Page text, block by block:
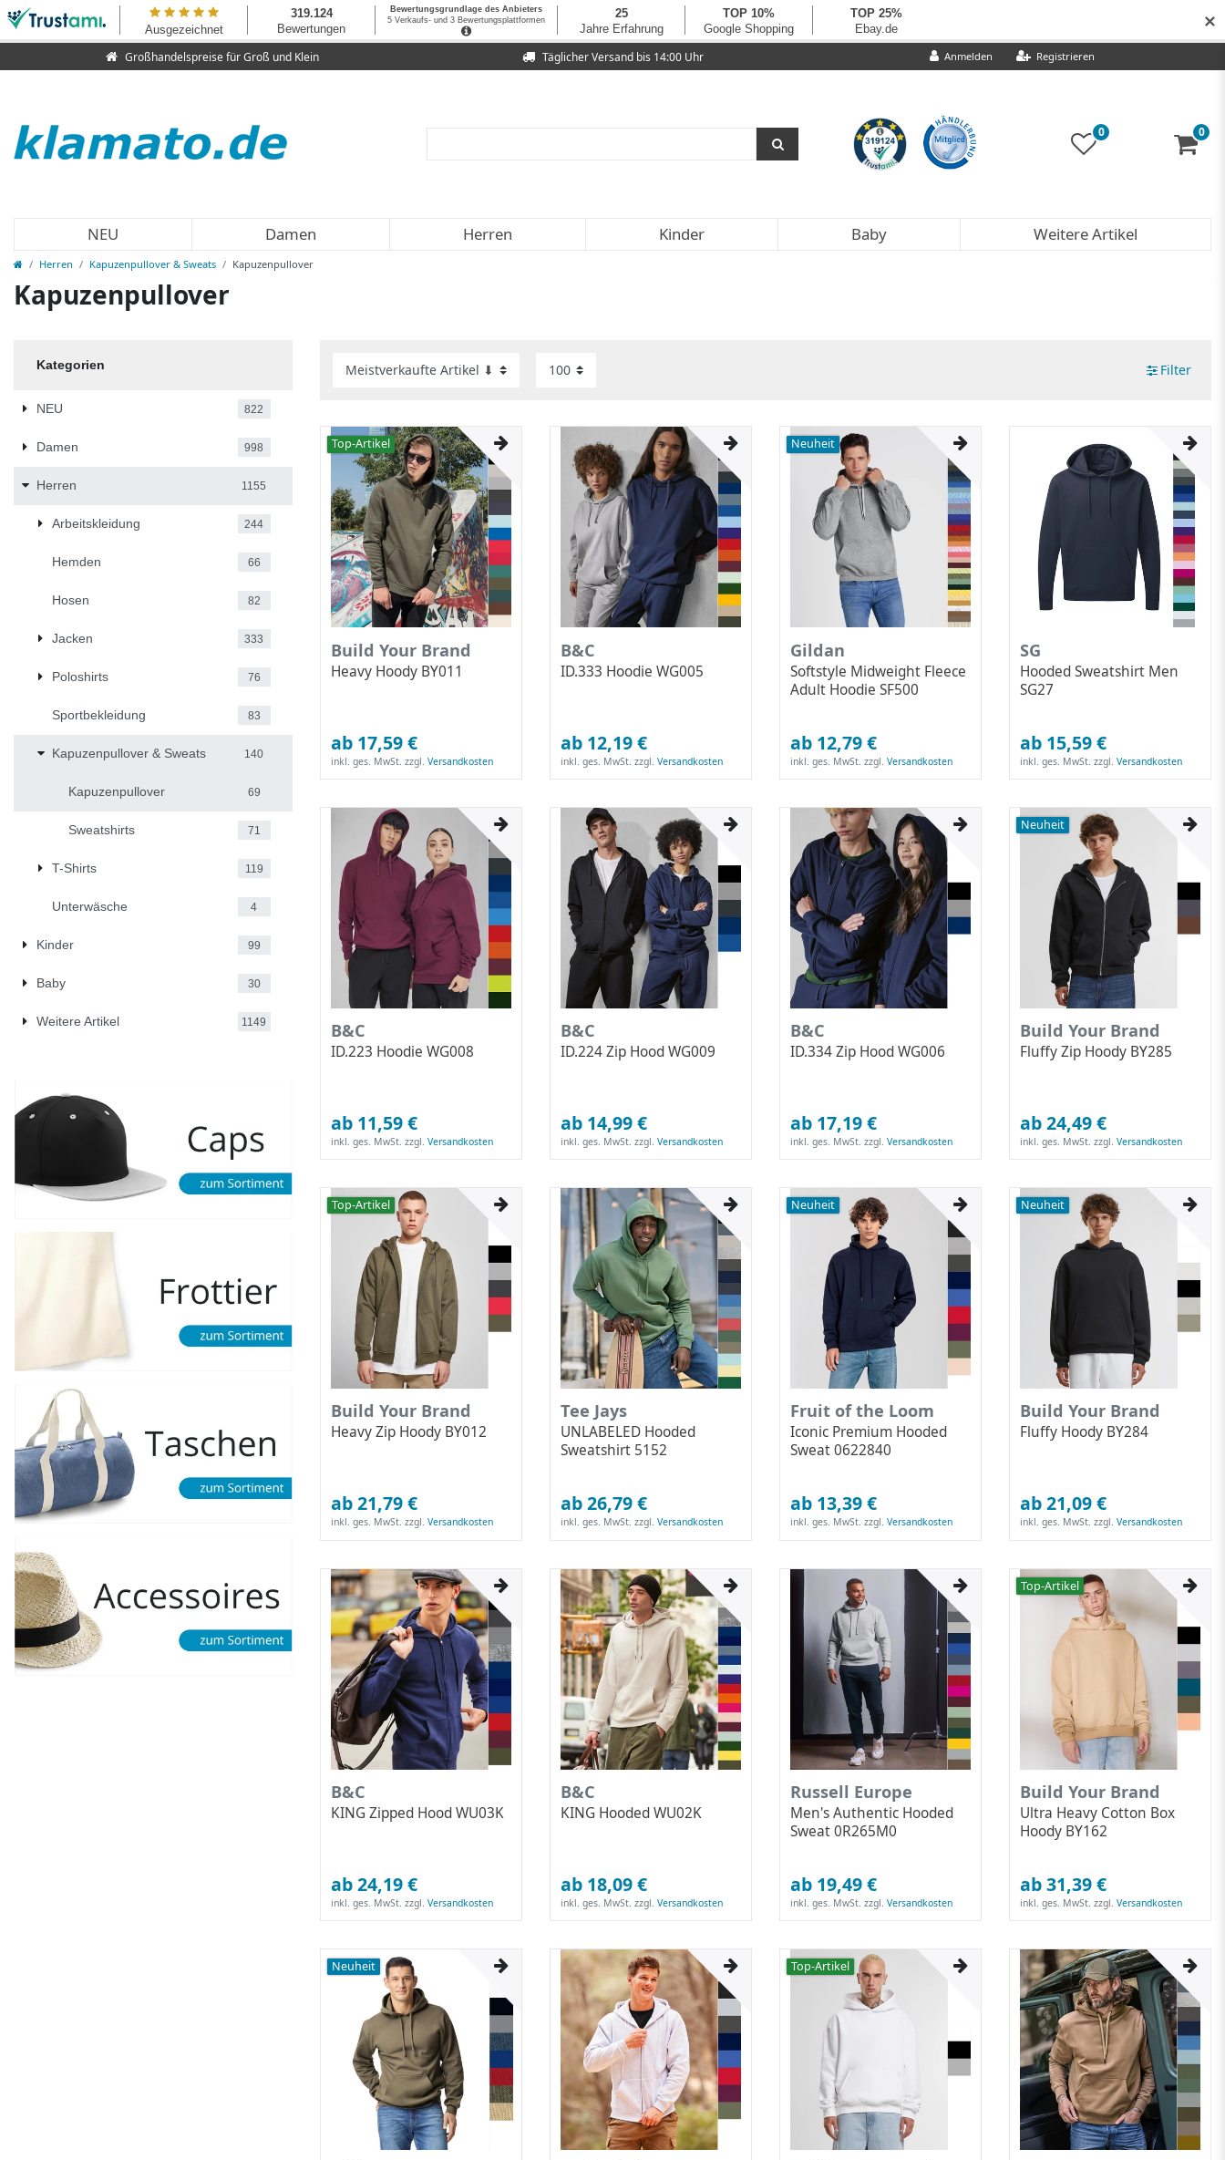
Anmelden Registrieren
Täglicher Versand bis 14:00 Uhr
Großhandelspreise für Groß und Klein
0 0
NEU Damen Herren Kinder Baby Weitere Artikel
Herren Kapuzenpullover & Sweats Kapuzenpullover
Kapuzenpullover
Kategorien
NEU 822
Damen 998
Herren 1155
Arbeitskleidung 244
Hemden 66
Hosen 82
Jacken 333
Poloshirts 76
Sportbekleidung 83
Kapuzenpullover & Sweats 140
Kapuzenpullover 69
Sweatshirts 71
T-Shirts 119
Unterwäsche 4
Kinder 99
Baby 30
Weitere Artikel 1149
Filter
Top-Artikel
Build Your Brand
Heavy Hoody BY011
ab 17,59 €
inkl. ges. MwSt. zzgl.Versandkosten
B&C
ID.333 Hoodie WG005
ab 12,19 €
inkl. ges. MwSt. zzgl.Versandkosten
Neuheit
Gildan
Softstyle Midweight Fleece
Adult Hoodie SF500
ab 12,79 €
inkl. ges. MwSt. zzgl.Versandkosten
SG
Hooded Sweatshirt Men
SG27
ab 15,59 €
inkl. ges. MwSt. zzgl.Versandkosten
B&C
ID.223 Hoodie WG008
ab 11,59 €
inkl. ges. MwSt. zzgl.Versandkosten
B&C
ID.224 Zip Hood WG009
ab 14,99 €
inkl. ges. MwSt. zzgl.Versandkosten
B&C
ID.334 Zip Hood WG006
ab 17,19 €
inkl. ges. MwSt. zzgl.Versandkosten
Neuheit
Build Your Brand
Fluffy Zip Hoody BY285
ab 24,49 €
inkl. ges. MwSt. zzgl.Versandkosten
Top-Artikel
Build Your Brand
Heavy Zip Hoody BY012
ab 21,79 €
inkl. ges. MwSt. zzgl.Versandkosten
Tee Jays
UNLABELED Hooded
Sweatshirt 5152
ab 26,79 €
inkl. ges. MwSt. zzgl.Versandkosten
Neuheit
Fruit of the Loom
Iconic Premium Hooded
Sweat 0622840
ab 13,39 €
inkl. ges. MwSt. zzgl.Versandkosten
Neuheit
Build Your Brand
Fluffy Hoody BY284
ab 21,09 €
inkl. ges. MwSt. zzgl.Versandkosten
B&C
KING Zipped Hood WU03K
ab 24,19 €
inkl. ges. MwSt. zzgl.Versandkosten
B&C
KING Hooded WU02K
ab 18,09 €
inkl. ges. MwSt. zzgl.Versandkosten
Russell Europe
Men's Authentic Hooded
Sweat 0R265M0
ab 19,49 €
inkl. ges. MwSt. zzgl.Versandkosten
Top-Artikel
Build Your Brand
Ultra Heavy Cotton Box
Hoody BY162
ab 31,39 €
inkl. ges. MwSt. zzgl.Versandkosten
Neuheit Top-Artikel
✕